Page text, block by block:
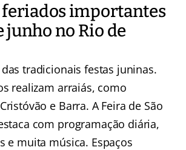
feriados importantes
junho no Rio de
tradicionais festas juninas.
realizam arraiás, como
e Barra. A Feira de São
com programação diária,
e muita música. Espaços